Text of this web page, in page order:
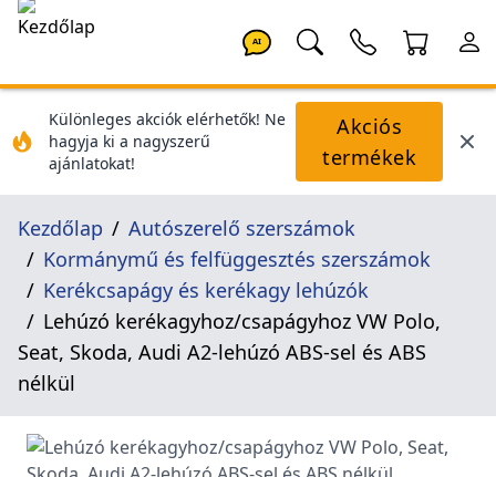
AI
Különleges akciók elérhetők! Ne
hagyja ki a nagyszerű
ajánlatokat!
Akciós
termékek
Kezdőlap
Autószerelő szerszámok
Kormánymű és felfüggesztés szerszámok
Kerékcsapágy és kerékagy lehúzók
Lehúzó kerékagyhoz/csapágyhoz VW Polo,
Seat, Skoda, Audi A2-lehúzó ABS-sel és ABS
nélkül